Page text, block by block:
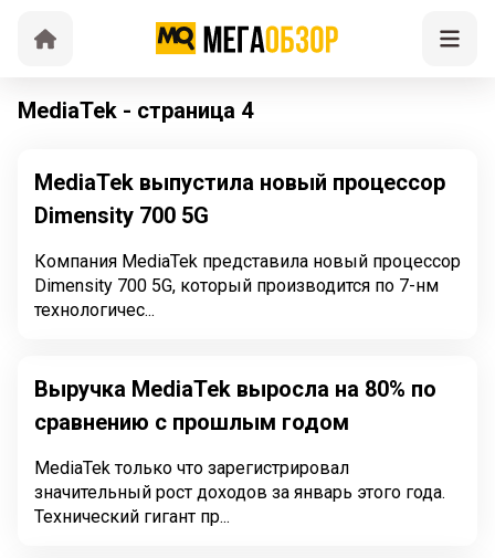
MediaTek - страница 4
MediaTek выпустила новый процессор
Dimensity 700 5G
Компания MediaTek представила новый процессор
Dimensity 700 5G, который производится по 7-нм
технологичес...
Выручка MediaTek выросла на 80% по
сравнению с прошлым годом
MediaTek только что зарегистрировал
значительный рост доходов за январь этого года.
Технический гигант пр...